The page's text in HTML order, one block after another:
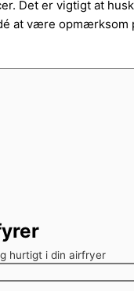
Det er vigtigt at
at være
hurtigt i din airfryer